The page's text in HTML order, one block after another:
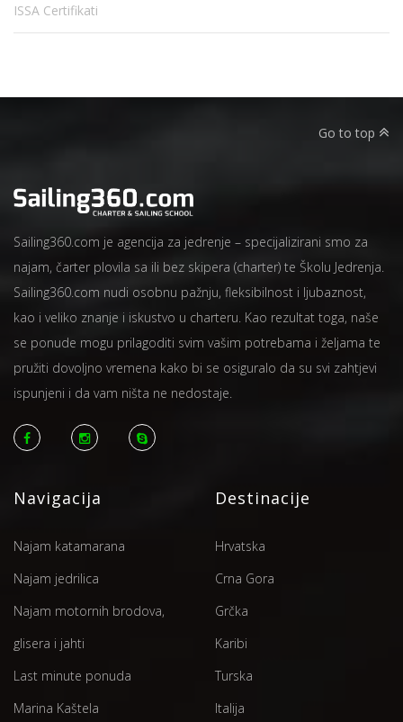
ISSA Certifikati
Go to top
Sailing360.com je agencija za jedrenje – specijalizirani smo za
najam, čarter plovila sa ili bez skipera (charter) te Školu Jedrenja.
Sailing360.com nudi osobnu pažnju, fleksibilnost i ljubaznost,
kao i veliko znanje i iskustvo u charteru. Kao rezultat toga, naše
se ponude mogu prilagoditi svim vašim potrebama i željama te
pružiti dovoljno vremena kako bi se osiguralo da su svi zahtjevi
ispunjeni i da vam ništa ne nedostaje.
Navigacija
Najam katamarana
Najam jedrilica
Najam motornih brodova,
glisera i jahti
Last minute ponuda
Marina Kaštela
Destinacije
Hrvatska
Crna Gora
Grčka
Karibi
Turska
Italija